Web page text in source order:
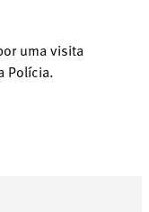
uma visita
Polícia.